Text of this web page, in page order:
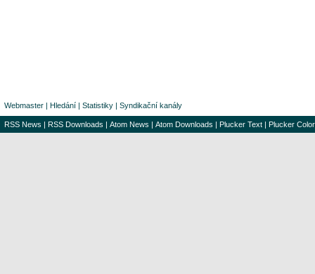
Webmaster | Hledání | Statistiky | Syndikační kanály
RSS News | RSS Downloads | Atom News | Atom Downloads | Plucker Text | Plucker Color